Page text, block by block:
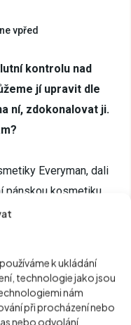
k ukládání
technologie jako jsou
nám
při procházení nebo
nebo odvolání
vpřed
kontrolu nad
jí upravit dle
ní, zdokonalovat ji.
Everyman, dali
pánskou kosmetiku,
žádný balast
látkami k prasknutí.
kategorii nemá